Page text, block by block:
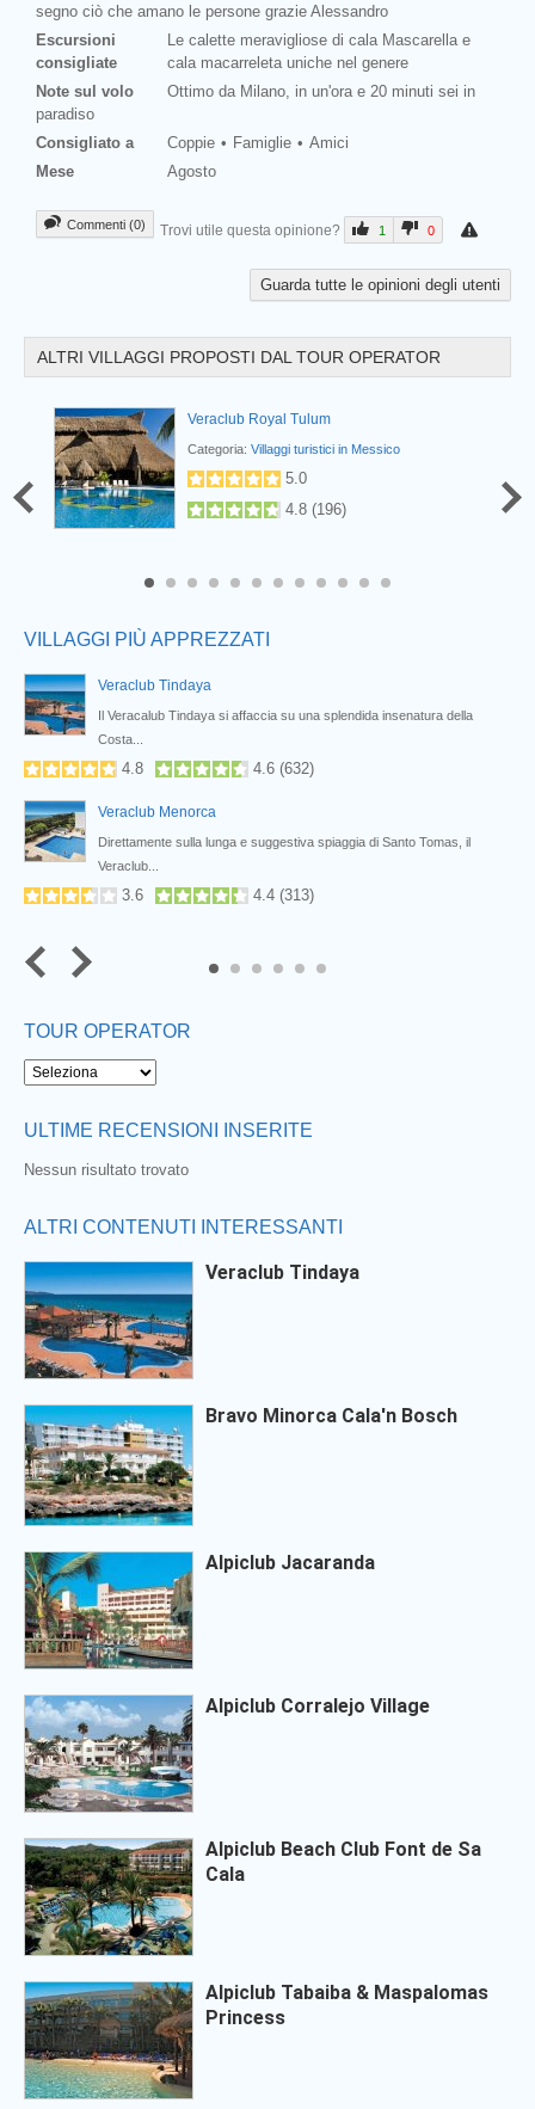
segno ciò che amano le persone grazie Alessandro
Escursioni
consigliate
Le calette meravigliose di cala Mascarella e
cala macarreleta uniche nel genere
Note sul volo
Ottimo da Milano, in un'ora e 20 minuti sei in
paradiso
Consigliato a
Coppie Famiglie
Amici
Mese
Agosto
Commenti (0) Trovi utile questa opinione? 1 0
Guarda tutte le opinioni degli utenti
ALTRI VILLAGGI PROPOSTI DAL TOUR OPERATOR
18
Veraclub Royal Tulum
Categoria: Villaggi turistici in Messico
5.0
4.8 (196)
VILLAGGI PIÙ APPREZZATI
Veraclub Tindaya
Il Veracalub Tindaya si affaccia su una splendida insenatura della
Costa...
4.8 4.6 (632)
Veraclub Menorca
Direttamente sulla lunga e suggestiva spiaggia di Santo Tomas, il
Veraclub...
3.6 4.4 (313)
TOUR OPERATOR
ULTIME RECENSIONI INSERITE
Nessun risultato trovato
ALTRI CONTENUTI INTERESSANTI
Veraclub Tindaya
Bravo Minorca Cala'n Bosch
Alpiclub Jacaranda
Alpiclub Corralejo Village
Alpiclub Beach Club Font de Sa
Cala
Alpiclub Tabaiba & Maspalomas
Princess